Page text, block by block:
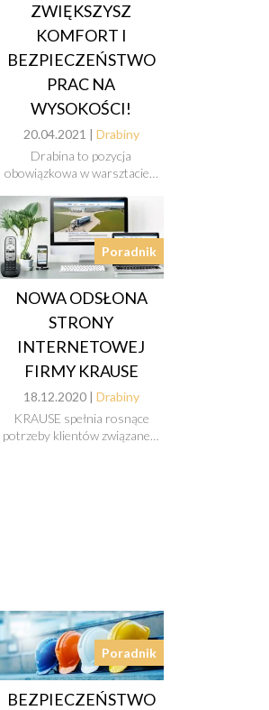
ZWIĘKSZYSZ
KOMFORT I
BEZPIECZEŃSTWO
PRAC NA
WYSOKOŚCI!
20.04.2021 | Drabiny
Drabina to pozycja
obowiązkowa w warsztacie…
Poradnik
NOWA ODSŁONA
STRONY
INTERNETOWEJ
FIRMY KRAUSE
18.12.2020 | Drabiny
KRAUSE spełnia rosnące
potrzeby klientów związane…
Poradnik
BEZPIECZEŃSTWO